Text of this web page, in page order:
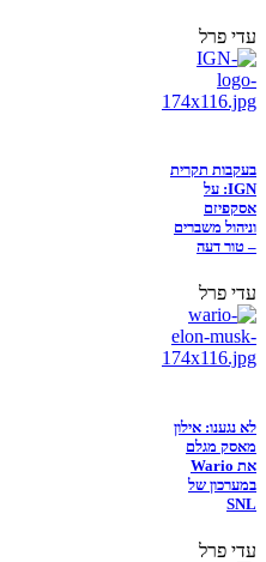
עדי פרל
בעקבות תקרית
IGN: על
אסקפיזם
וניהול משברים
– טור דעה
עדי פרל
לא נגענו: אילון
מאסק מגלם
את Wario
במערכון של
SNL
עדי פרל